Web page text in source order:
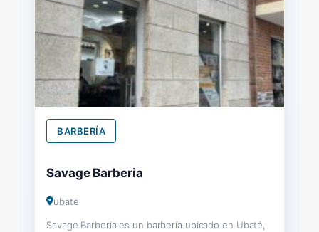
BARBERÍA
Savage Barberia
ubate
Savage Barberia es un barbería ubicado en Ubaté,